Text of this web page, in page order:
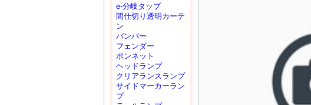
e-分岐タップ
間仕切り透明カーテ
ン
バンパー
フェンダー
ボンネット
ヘッドランプ
クリアランスランプ
サイドマーカーラン
プ